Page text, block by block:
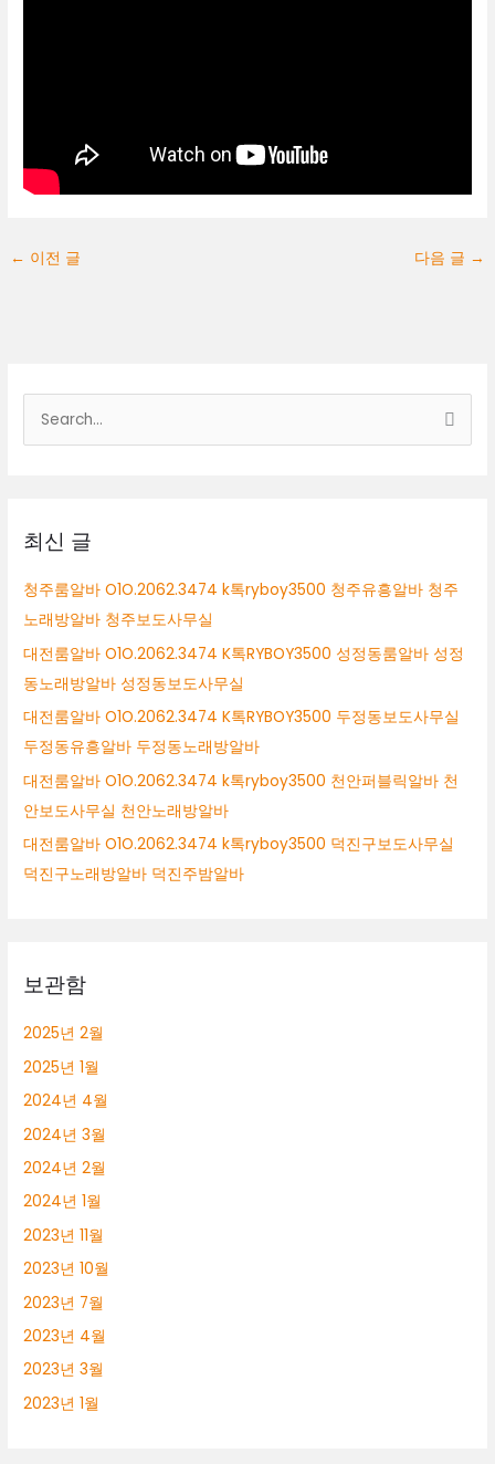
← 이전 글 다음 글 →
최신 글
청주룸알바 O1O.2062.3474 k톡ryboy3500 청주유흥알바 청주
노래방알바 청주보도사무실
대전룸알바 O1O.2062.3474 K톡RYBOY3500 성정동룸알바 성정
동노래방알바 성정동보도사무실
대전룸알바 O1O.2062.3474 K톡RYBOY3500 두정동보도사무실
두정동유흥알바 두정동노래방알바
대전룸알바 O1O.2062.3474 k톡ryboy3500 천안퍼블릭알바 천
안보도사무실 천안노래방알바
대전룸알바 O1O.2062.3474 k톡ryboy3500 덕진구보도사무실
덕진구노래방알바 덕진주밤알바
보관함
2025년 2월
2025년 1월
2024년 4월
2024년 3월
2024년 2월
2024년 1월
2023년 11월
2023년 10월
2023년 7월
2023년 4월
2023년 3월
2023년 1월